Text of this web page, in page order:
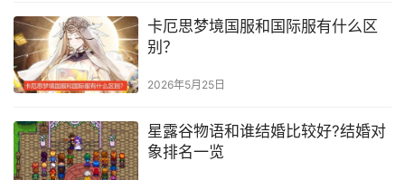
卡厄思梦境国服和国际服有什么区
别？
2026年5月25日
星露谷物语和谁结婚比较好?结婚对
象排名一览